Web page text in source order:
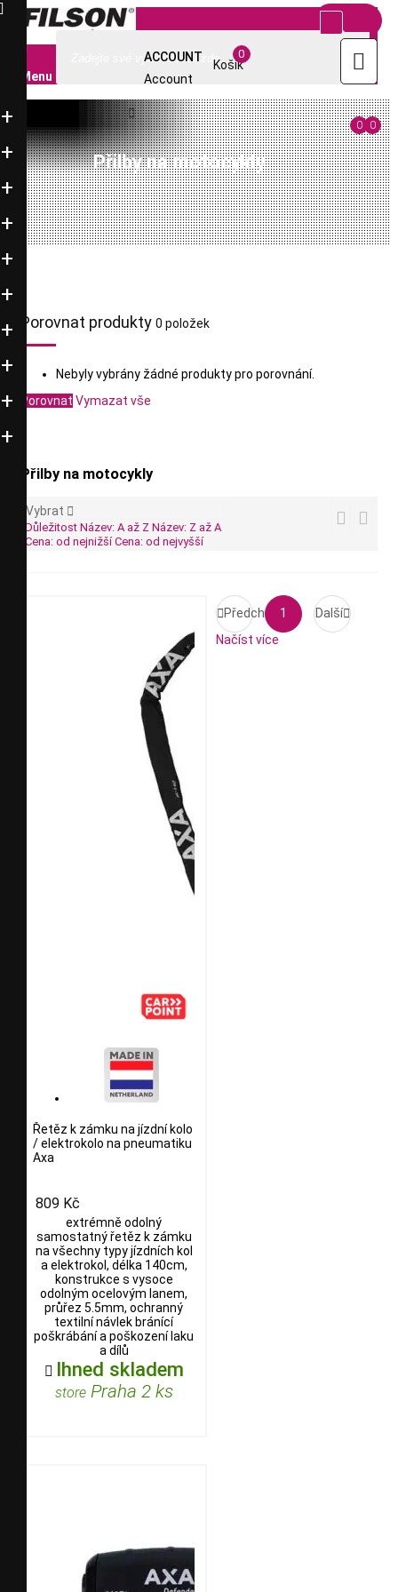
 info@filsonstore.cz
ACCOUNT
Account
Košík
0

0 0

Menu

Přilby na motocykly
Porovnat produkty 0 položek
Nebyly vybrány žádné produkty pro porovnání.
Porovnat Vymazat vše
Přilby na motocykly
 
Vybrat 
Důležitost Název: A až Z Název: Z až A
Cena: od nejnižšíCena: od nejvyšší
Řetěz k zámku na jízdní kolo
/ elektrokolo na pneumatiku
Axa
809 Kč
extrémně odolný
samostatný řetěz k zámku
na všechny typy jízdních kol
a elektrokol, délka 140cm,
konstrukce s vysoce
odolným ocelovým lanem,
průřez 5.5mm, ochranný
textilní návlek bránící
poškrábání a poškození laku
a dílů
 Ihned skladem
storePraha 2 ks
Předchozí1 Další
Načíst více